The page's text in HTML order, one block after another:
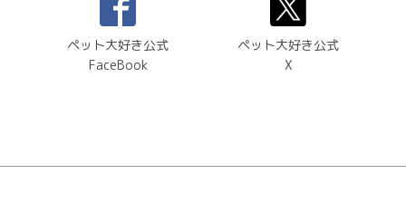
ペット大好き公式
FaceBook
ペット大好き公式
X